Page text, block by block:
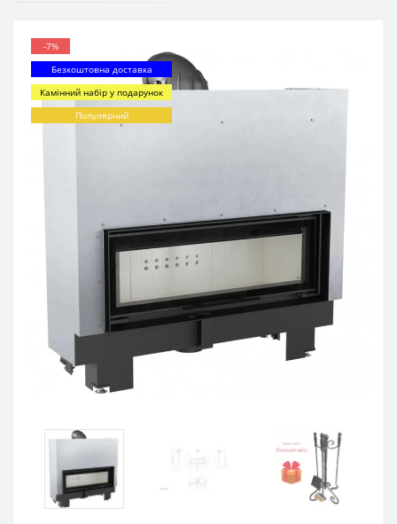
-7%
Безкоштовна доставка
Камінний набір у подарунок
Популярний